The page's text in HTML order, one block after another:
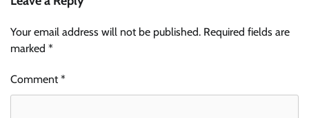
Your email address will not be published. Required fields are
marked *
Comment*